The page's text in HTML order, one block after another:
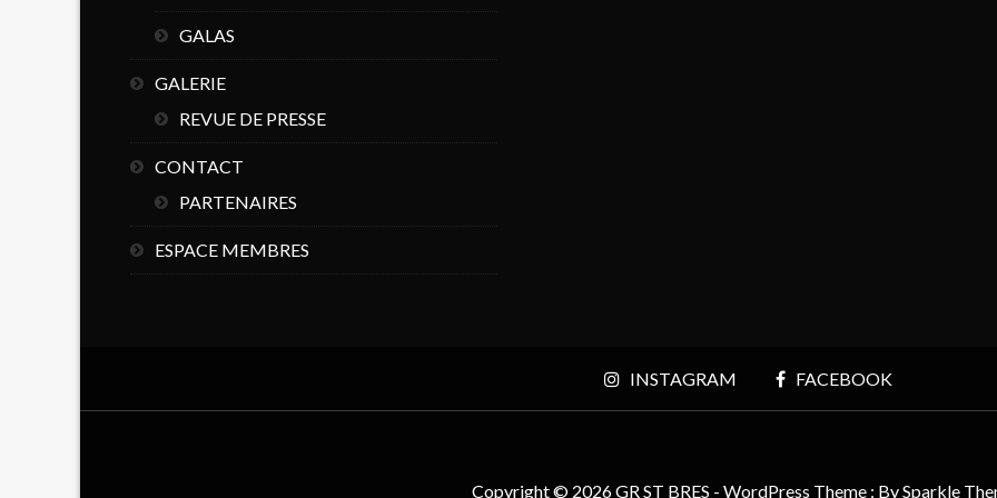
GALAS
GALERIE
REVUE DE PRESSE
CONTACT
PARTENAIRES
ESPACE MEMBRES
INSTAGRAM FACEBOOK
Copyright © 2026 GR ST BRES - WordPress Theme : BySparkle